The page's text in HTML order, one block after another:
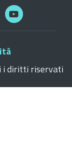
i diritti riservati